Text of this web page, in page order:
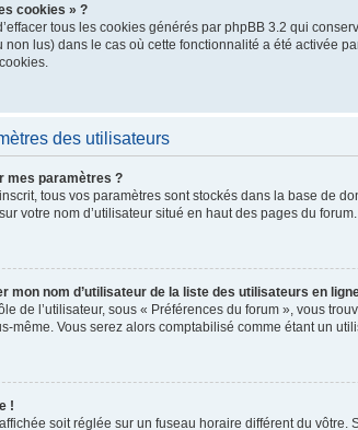
cookies » ?
tous les cookies générés par phpBB 3.2 qui
non lus) dans le cas où cette fonctionnalité a été activée
des utilisateurs
mes paramètres ?
tous vos paramètres sont stockés dans la base de
votre nom d’utilisateur situé en haut des pages du
mon nom d’utilisateur de la liste des utilisateurs en
de l’utilisateur, sous « Préférences du forum », vous
même. Vous serez alors comptabilisé comme étant un
!
soit réglée sur un fuseau horaire différent du